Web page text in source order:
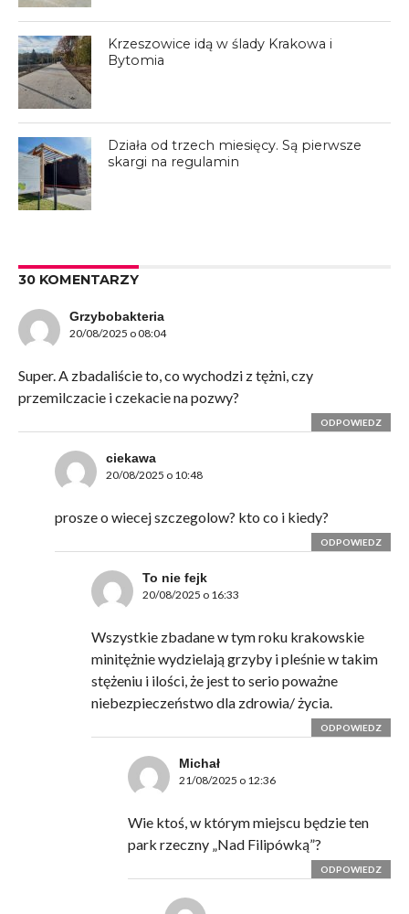
Krzeszowice idą w ślady Krakowa i
Bytomia
Działa od trzech miesięcy. Są pierwsze
skargi na regulamin
30 KOMENTARZY
Grzybobakteria
20/08/2025 o 08:04
Super. A zbadaliście to, co wychodzi z tężni, czy
przemilczacie i czekacie na pozwy?
ODPOWIEDZ
ciekawa
20/08/2025 o 10:48
prosze o wiecej szczegolow? kto co i kiedy?
ODPOWIEDZ
To nie fejk
20/08/2025 o 16:33
Wszystkie zbadane w tym roku krakowskie
minitężnie wydzielają grzyby i pleśnie w takim
stężeniu i ilości, że jest to serio poważne
niebezpieczeństwo dla zdrowia/ życia.
ODPOWIEDZ
Michał
21/08/2025 o 12:36
Wie ktoś, w którym miejscu będzie ten
park rzeczny „Nad Filipówką”?
ODPOWIEDZ